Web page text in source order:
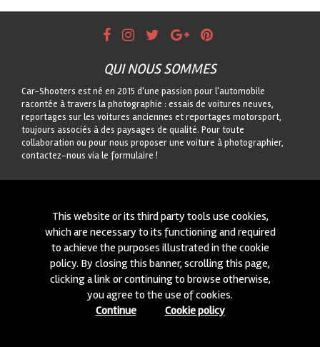
QUI NOUS SOMMES
Car-Shooters est né en 2015 d'une passion pour l'automobile
racontée à travers la photographie : essais de voitures neuves,
reportages sur les voitures anciennes et reportages motorsport,
toujours associés à des paysages de qualité. Pour toute
collaboration ou pour nous proposer une voiture à photographier,
contactez-nous via le formulaire !
CONTACTEZ-NOUS
nouvelles voitures à photographier! Ecrivez-nous à travers notre
moduleiçi!
© 2015-2026 CAR-SHOOTERS. ALL RIGHTS RESERVED.
This website or its third party tools use cookies,
which are necessary to its functioning and required
to achieve the purposes illustrated in the cookie
policy. By closing this banner, scrolling this page,
clicking a link or continuing to browse otherwise,
you agree to the use of cookies.
Continue
Cookie policy